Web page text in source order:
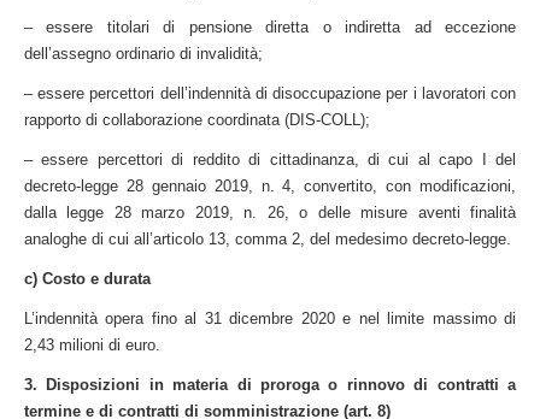
– essere titolari di pensione diretta o indiretta ad eccezione
dell’assegno ordinario di invalidità;
– essere percettori dell’indennità di disoccupazione per i lavoratori con
rapporto di collaborazione coordinata (DIS-COLL);
– essere percettori di reddito di cittadinanza, di cui al capo I del
decreto-legge 28 gennaio 2019, n. 4, convertito, con modificazioni,
dalla legge 28 marzo 2019, n. 26, o delle misure aventi finalità
analoghe di cui all’articolo 13, comma 2, del medesimo decreto-legge.
c) Costo e durata
L’indennità opera fino al 31 dicembre 2020 e nel limite massimo di
2,43 milioni di euro.
3.
Disposizioni in materia di proroga o rinnovo di contratti a
termine e di contratti di somministrazione (art. 8)